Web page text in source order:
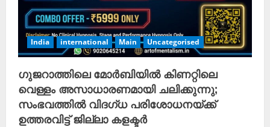
India international Main Uncategorised
ഗുജറാത്തിലെ മോർബിയിൽ കിണറ്റിലെ
വെള്ളം അസാധാരണമായി ചലിക്കുന്നു;
സംഭവത്തിൽ വിദഗ്ധ പരിശോധനയ്ക്ക്
ഉത്തരവിട്ട് ജില്ലാ കളക്ടർ